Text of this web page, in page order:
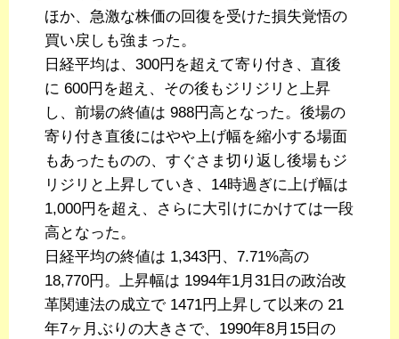
ほか、急激な株価の回復を受けた損失覚悟の
買い戻しも強まった。
日経平均は、300円を超えて寄り付き、直後
に 600円を超え、その後もジリジリと上昇
し、前場の終値は 988円高となった。後場の
寄り付き直後にはやや上げ幅を縮小する場面
もあったものの、すぐさま切り返し後場もジ
リジリと上昇していき、14時過ぎに上げ幅は
1,000円を超え、さらに大引けにかけては一段
高となった。
日経平均の終値は 1,343円、7.71%高の
18,770円。上昇幅は 1994年1月31日の政治改
革関連法の成立で 1471円上昇して以来の 21
年7ヶ月ぶりの大きさで、1990年8月15日の